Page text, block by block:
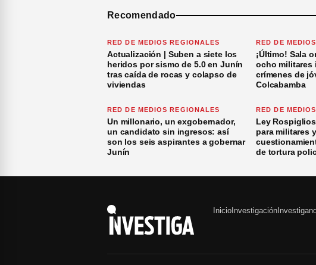
Recomendado
RED DE MEDIOS REGIONALES
Actualización | Suben a siete los
heridos por sismo de 5.0 en Junín
tras caída de rocas y colapso de
viviendas
RED DE
¡Último! Sala
ocho militares
crímenes de
Colcabamba
RED DE MEDIOS REGIONALES
Un millonario, un exgobernador,
un candidato sin ingresos: así
son los seis aspirantes a gobernar
Junín
RED DE
Ley
para militares
de tortura
Inicio Investigación